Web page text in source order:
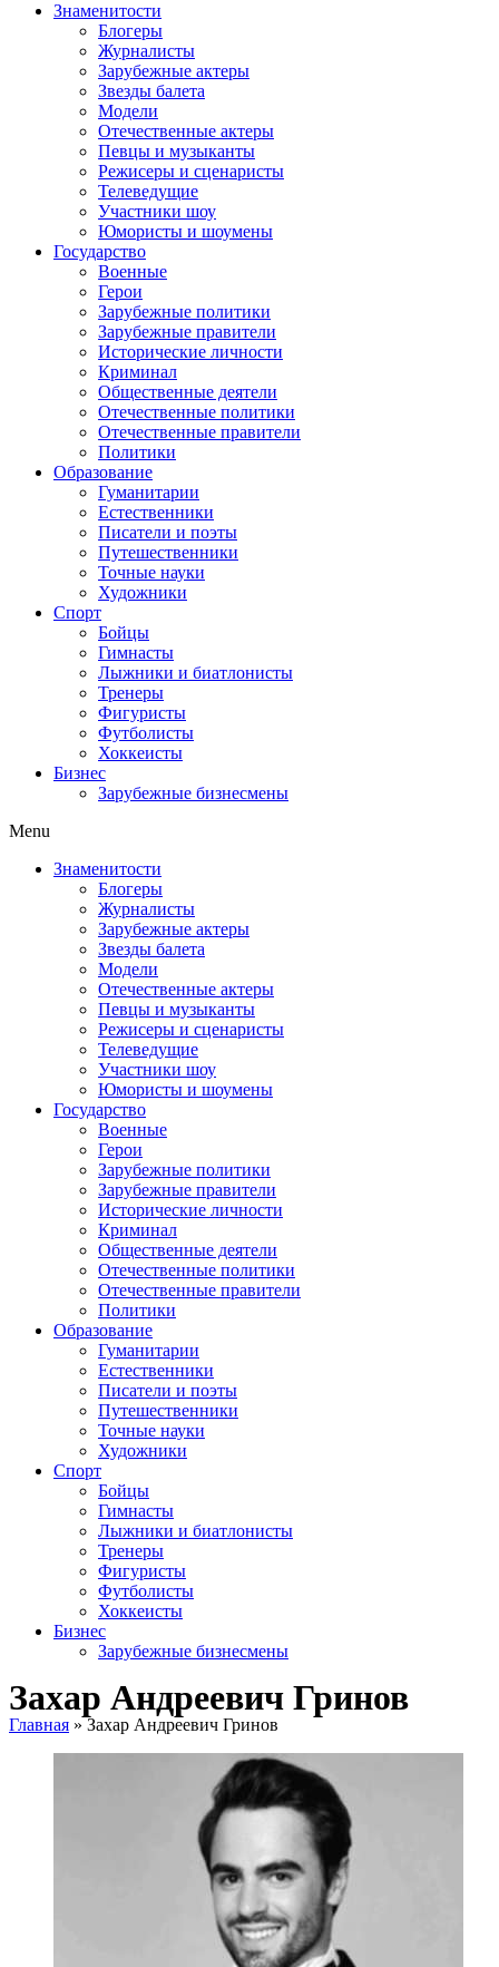
Знаменитости
Блогеры
Журналисты
Зарубежные актеры
Звезды балета
Модели
Отечественные актеры
Певцы и музыканты
Режисеры и сценаристы
Телеведущие
Участники шоу
Юмористы и шоумены
Государство
Военные
Герои
Зарубежные политики
Зарубежные правители
Исторические личности
Криминал
Общественные деятели
Отечественные политики
Отечественные правители
Политики
Образование
Гуманитарии
Естественники
Писатели и поэты
Путешественники
Точные науки
Художники
Спорт
Бойцы
Гимнасты
Лыжники и биатлонисты
Тренеры
Фигуристы
Футболисты
Хоккеисты
Бизнес
Зарубежные бизнесмены
Menu
Знаменитости
Блогеры
Журналисты
Зарубежные актеры
Звезды балета
Модели
Отечественные актеры
Певцы и музыканты
Режисеры и сценаристы
Телеведущие
Участники шоу
Юмористы и шоумены
Государство
Военные
Герои
Зарубежные политики
Зарубежные правители
Исторические личности
Криминал
Общественные деятели
Отечественные политики
Отечественные правители
Политики
Образование
Гуманитарии
Естественники
Писатели и поэты
Путешественники
Точные науки
Художники
Спорт
Бойцы
Гимнасты
Лыжники и биатлонисты
Тренеры
Фигуристы
Футболисты
Хоккеисты
Бизнес
Зарубежные бизнесмены
Захар Андреевич Гринов
Главная » Захар Андреевич Гринов